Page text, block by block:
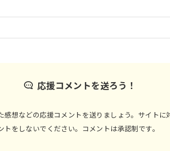
応援コメントを送ろう！
感想などの応援コメントを送りましょう。サイトに
をしないでください。コメントは承認制です。